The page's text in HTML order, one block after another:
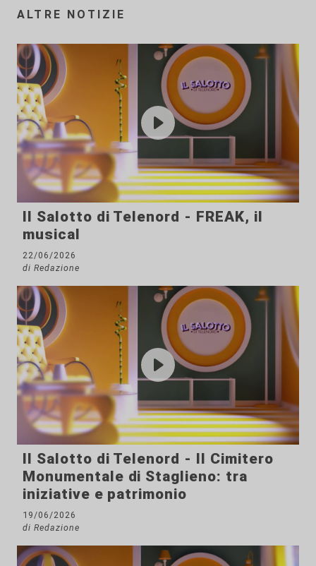
ALTRE NOTIZIE
Il Salotto di Telenord - FREAK, il
musical
22/06/2026
di Redazione
Il Salotto di Telenord - Il Cimitero
Monumentale di Staglieno: tra
iniziative e patrimonio
19/06/2026
di Redazione